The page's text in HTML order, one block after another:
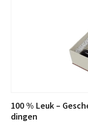
100 % Leuk –
dingen